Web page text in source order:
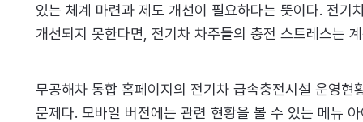
있는 체계 마련과 제도 개선이 필요하다는 뜻이다. 전기
개선되지 못한다면, 전기차 차주들의 충전 스트레스는
무공해차 통합 홈페이지의 전기차 급속충전시설 운영
문제다. 모바일 버전에는 관련 현황을 볼 수 있는 메뉴